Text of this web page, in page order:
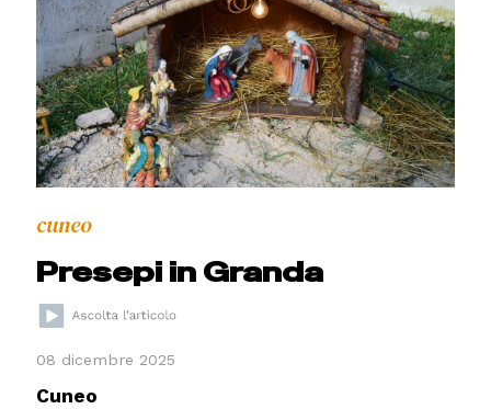
cuneo
Presepi in Granda
08 dicembre 2025
Cuneo